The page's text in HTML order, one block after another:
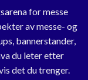
for messe
av messe- og
bannerstander,
du leter etter
det du trenger.